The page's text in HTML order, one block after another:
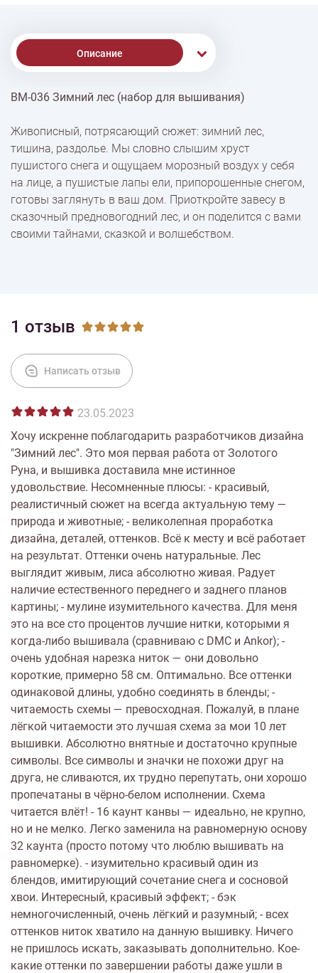
Описание
% Скидки
Доставка
Оплата
ВМ-036 Зимний лес (набор для вышивания)
Живописный, потрясающий сюжет: зимний лес,
тишина, раздолье. Мы словно слышим хруст
пушистого снега и ощущаем морозный воздух у себя
на лице, а пушистые лапы ели, припорошенные снегом,
готовы заглянуть в ваш дом. Приоткройте завесу в
сказочный предновогодний лес, и он поделится с вами
своими тайнами, сказкой и волшебством.
1 отзыв
Написать отзыв
23.05.2023
Хочу искренне поблагодарить разработчиков дизайна
"Зимний лес". Это моя первая работа от Золотого
Руна, и вышивка доставила мне истинное
удовольствие. Несомненные плюсы: - красивый,
реалистичный сюжет на всегда актуальную тему —
природа и животные; - великолепная проработка
дизайна, деталей, оттенков. Всё к месту и всё работает
на результат. Оттенки очень натуральные. Лес
выглядит живым, лиса абсолютно живая. Радует
наличие естественного переднего и заднего планов
картины; - мулине изумительного качества. Для меня
это на все сто процентов лучшие нитки, которыми я
когда-либо вышивала (сравниваю с DMC и Ankor); -
очень удобная нарезка ниток — они довольно
короткие, примерно 58 см. Оптимально. Все оттенки
одинаковой длины, удобно соединять в бленды; -
читаемость схемы — превосходная. Пожалуй, в плане
лёгкой читаемости это лучшая схема за мои 10 лет
вышивки. Абсолютно внятные и достаточно крупные
символы. Все символы и значки не похожи друг на
друга, не сливаются, их трудно перепутать, они хорошо
пропечатаны в чёрно-белом исполнении. Схема
читается влёт! - 16 каунт канвы — идеально, не крупно,
но и не мелко. Легко заменила на равномерную основу
32 каунта (просто потому что люблю вышивать на
равномерке). - изумительно красивый один из
блендов, имитирующий сочетание снега и сосновой
хвои. Интересный, красивый эффект; - бэк
немногочисленный, очень лёгкий и разумный; - всех
оттенков ниток хватило на данную вышивку. Ничего
не пришлось искать, заказывать дополнительно. Кое-
какие оттенки по завершении работы даже ушли в